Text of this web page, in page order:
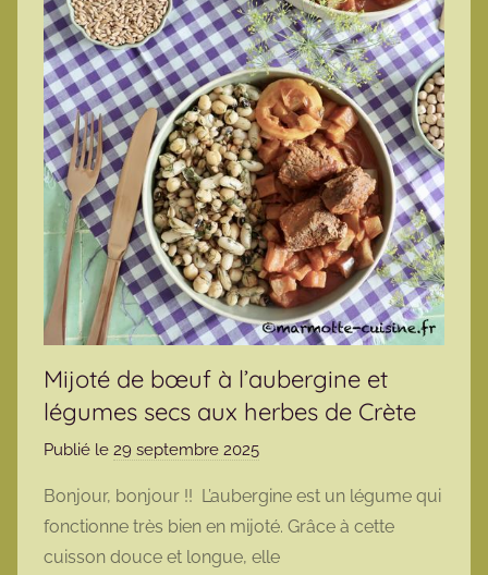
Mijoté de bœuf à l’aubergine et
légumes secs aux herbes de Crète
Publié le 29 septembre 2025
r
m
a
Bonjour, bonjour !! L’aubergine est un légume qui
fonctionne très bien en mijoté. Grâce à cette
cuisson douce et longue, elle